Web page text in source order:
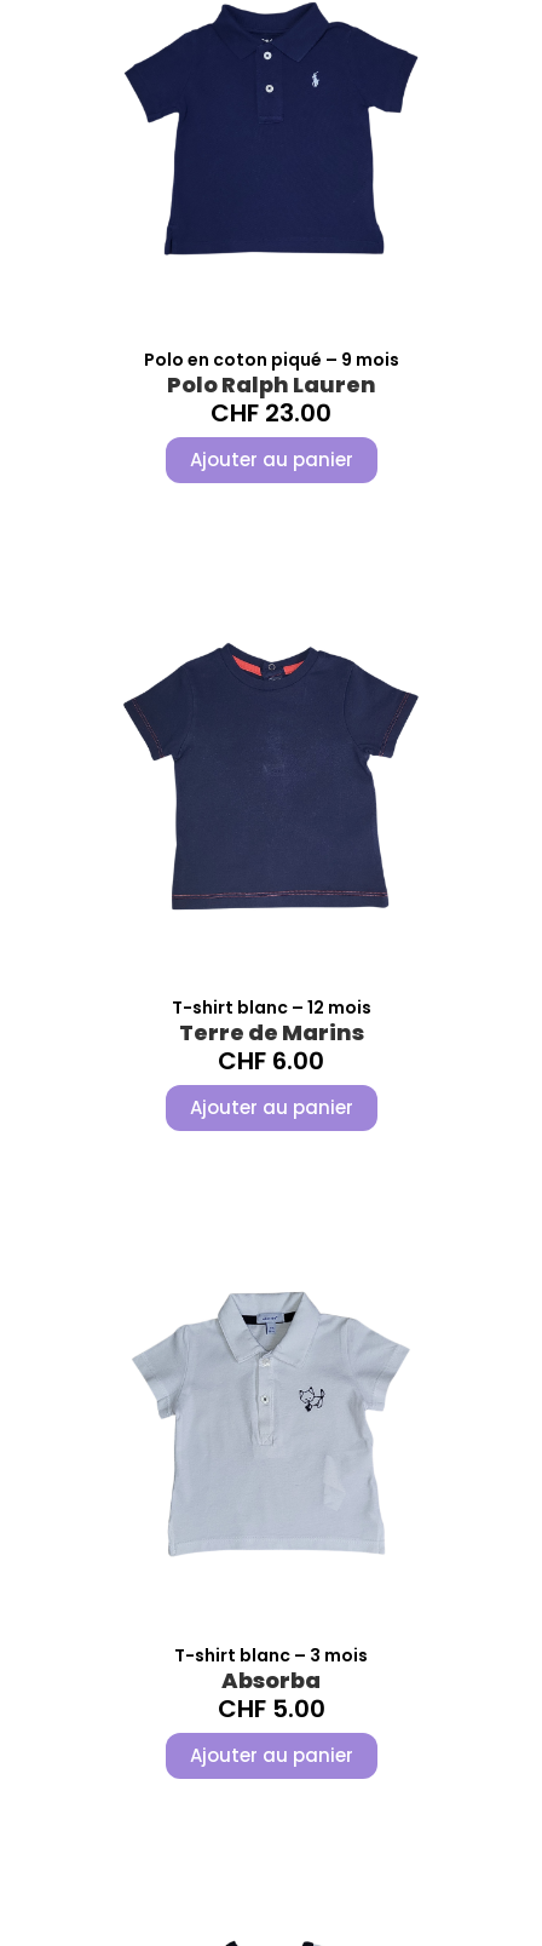
Polo en coton piqué – 9 mois
Polo Ralph Lauren
CHF 23.00
Ajouter au panier
T-shirt blanc – 12 mois
Terre de Marins
CHF 6.00
Ajouter au panier
T-shirt blanc – 3 mois
Absorba
CHF5.00
Ajouter au panier